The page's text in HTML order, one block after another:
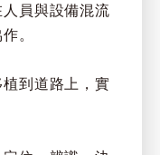
員與設備混流
。
到道路上，實